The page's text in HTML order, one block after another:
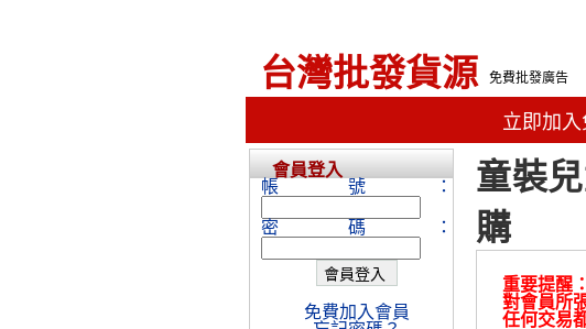
台灣批發貨源 免費批發廣告
立即加
童裝
購
重要提醒
對會員所
任何交易
會員登入
帳號：
密碼：
免費加入會員